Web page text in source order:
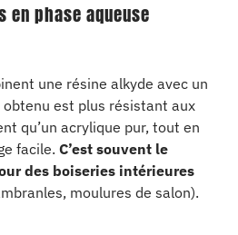
en phase aqueuse
une résine alkyde avec un
est plus résistant aux
qu’un acrylique pur, tout en
facile. C’est souvent le
des boiseries intérieures
moulures de salon).